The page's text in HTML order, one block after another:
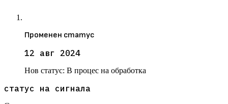
Променен статус
12 авг 2024
Нов статус: В процес на обработка
статус на сигнала